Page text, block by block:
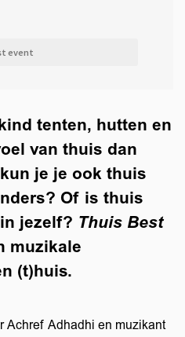
event
tenten, hutten en
van thuis dan
je je ook thuis
Of is thuis
jezelf? Thuis Best
muzikale
(t)huis.
Achref Adhadhi en muzikant